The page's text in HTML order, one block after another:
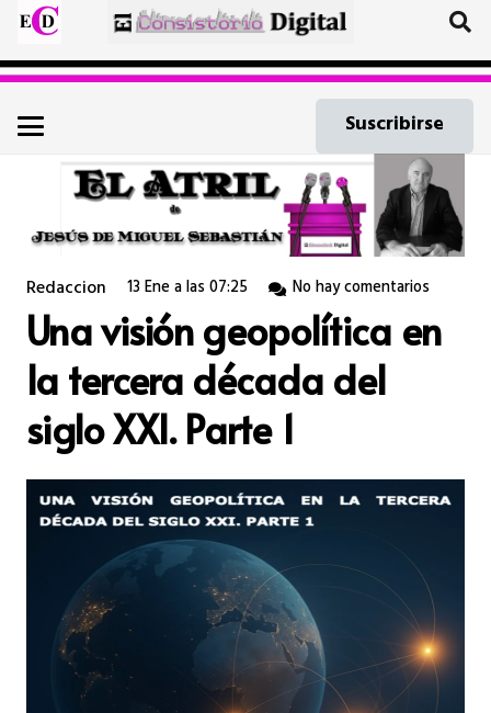
Suscribirse
Redaccion 13 Ene a las 07:25 No hay comentarios
Una visión geopolítica en
la tercera década del
siglo XXI. Parte 1